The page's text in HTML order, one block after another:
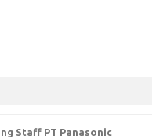
Staff PT Panasonic